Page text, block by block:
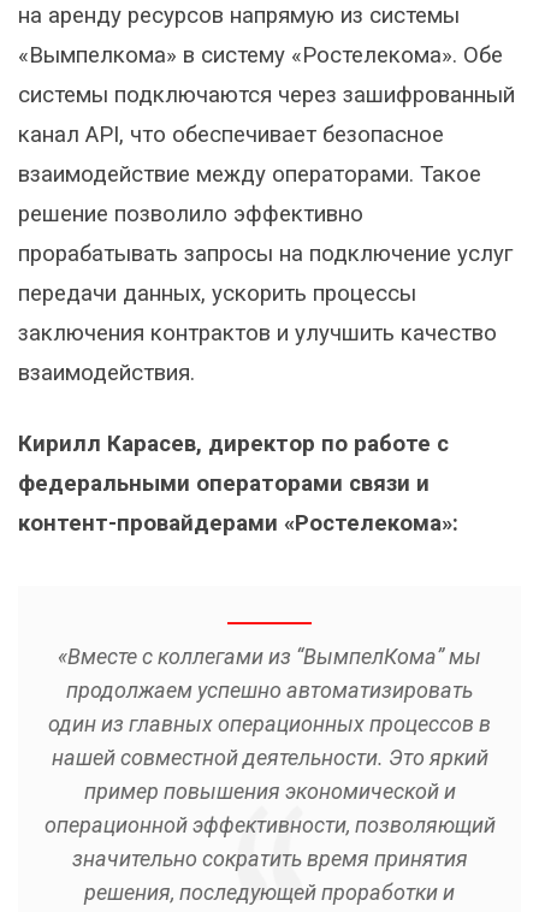
на аренду ресурсов напрямую из системы
«Вымпелкома» в систему «Ростелекома». Обе
системы подключаются через зашифрованный
канал API, что обеспечивает безопасное
взаимодействие между операторами. Такое
решение позволило эффективно
прорабатывать запросы на подключение услуг
передачи данных, ускорить процессы
заключения контрактов и улучшить качество
взаимодействия.
Кирилл Карасев, директор по работе с
федеральными операторами связи и
контент-провайдерами «Ростелекома»:
«Вместе с коллегами из “ВымпелКома” мы
продолжаем успешно автоматизировать
один из главных операционных процессов в
нашей совместной деятельности. Это яркий
пример повышения экономической и
операционной эффективности, позволяющий
значительно сократить время принятия
решения, последующей проработки и